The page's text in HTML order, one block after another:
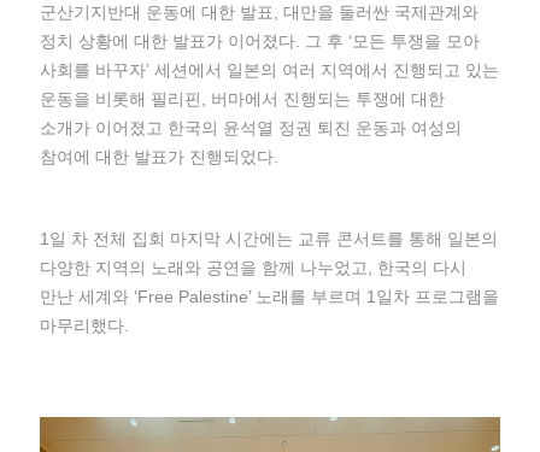
군산기지반대 운동에 대한 발표, 대만을 둘러싼 국제관계와
정치 상황에 대한 발표가 이어졌다. 그 후 ‘모든 투쟁을 모아
사회를 바꾸자’ 세션에서 일본의 여러 지역에서 진행되고 있는
운동을 비롯해 필리핀, 버마에서 진행되는 투쟁에 대한
소개가 이어졌고 한국의 윤석열 정권 퇴진 운동과 여성의
참여에 대한 발표가 진행되었다.
1일 차 전체 집회 마지막 시간에는 교류 콘서트를 통해 일본의
다양한 지역의 노래와 공연을 함께 나누었고, 한국의 다시
만난 세계와 ‘Free Palestine’ 노래를 부르며 1일차 프로그램을
마무리했다.